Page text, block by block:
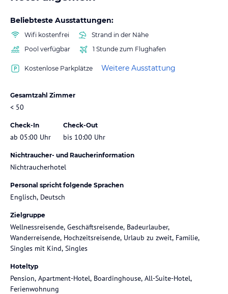
Beliebteste Ausstattungen:
Wifi kostenfrei
Strand in der Nähe
Pool verfügbar
1 Stunde zum Flughafen
Kostenlose Parkplätze Weitere Ausstattung
Gesamtzahl Zimmer
< 50
Check-In
ab 05:00 Uhr
Check-Out
bis 10:00 Uhr
Nichtraucher- und Raucherinformation
Nichtraucherhotel
Personal spricht folgende Sprachen
Englisch, Deutsch
Zielgruppe
Wellnessreisende, Geschäftsreisende, Badeurlauber,
Wanderreisende, Hochzeitsreisende, Urlaub zu zweit, Familie,
Singles mit Kind, Singles
Hoteltyp
Pension, Apartment-Hotel, Boardinghouse, All-Suite-Hotel,
Ferienwohnung